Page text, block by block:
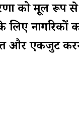
को मूल रूप से
और एकजुट